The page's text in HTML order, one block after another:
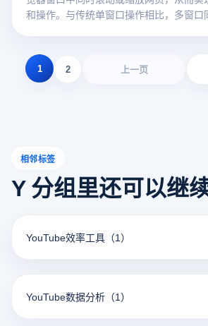
和操作。与传统单窗口操作相比，多窗口
上一页
1 2
相邻标签
Y 分组里还可以继
YouTube效率工具 （1）
YouTube数据分析 （1）